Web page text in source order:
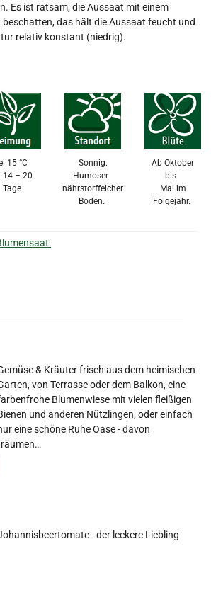
Es ist ratsam, die Aussaat mit einem
das hält die Aussaat feucht und
relativ konstant (niedrig).
15 °C
14 – 20
Tage
Sonnig.
Humoser
nährstorffeicher
Boden.
Ab Oktober
bis
Mai im
Folgejahr.
& Kräuter frisch aus dem heimischen
von Terrasse oder dem Balkon, eine
Blumenwiese mit vielen fleißigen
und anderen Nützlingen, oder einfach
eine schöne Ruhe Oase - davon
- der leckere Liebling